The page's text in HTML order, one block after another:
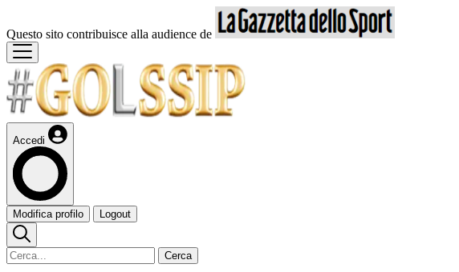
Questo sito contribuisce alla audience de
Accedi
Modifica profilo Logout
Cerca